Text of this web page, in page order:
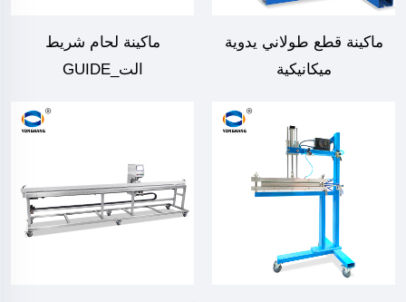
ماكينة قطع طولاني يدوية
ميكانيكية
ماكينة لحام شريط
الت_GUIDE